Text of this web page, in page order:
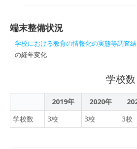
を
署
は
て
た
週
中
し
グ
界
に
Ａ
度
端末整備状況
学校における教育の情報化の実態等調査
の経年変化
学校数
2019年 2020年
学校数
3校 3校 3校